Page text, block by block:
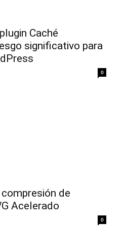
Caché
significativo para
0
de
Acelerado
0